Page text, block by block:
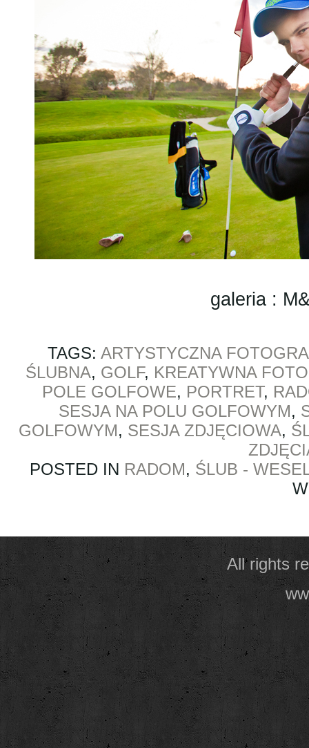
galeria :
TAGS: ARTYSTYCZNA
ŚLUBNA, GOLF, KREATYWNA
POLE GOLFOWE, PORTRET,
SESJA NA POLU GOLFOWYM,
GOLFOWYM, SESJA ZDJĘCIOWA,
POSTED IN RADOM, ŚLUB -
All rights